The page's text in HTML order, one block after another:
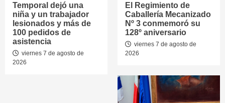
Temporal dejó una
niña y un trabajador
lesionados y más de
100 pedidos de
asistencia
viernes 7 de agosto de
2026
El Regimiento de
Caballería Mecanizado
Nº 3 conmemoró su
128º aniversario
viernes 7 de agosto de
2026